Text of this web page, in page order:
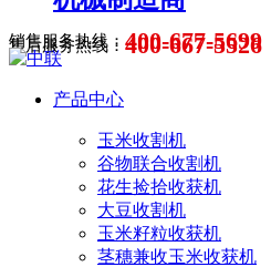
销售服务热线： 400-677-5699
售后服务热线： 400-667-5526
产品中心
玉米收割机
谷物联合收割机
花生捡拾收获机
大豆收割机
玉米籽粒收获机
茎穗兼收玉米收获机